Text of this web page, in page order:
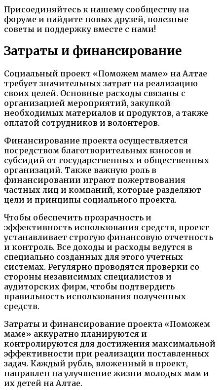
Присоединяйтесь к нашему сообществу на
форуме и найдите новых друзей, полезные
советы и поддержку вместе с нами!
Затраты и финансирование
Социальный проект «Поможем маме» на Алтае
требует значительных затрат на реализацию
своих целей. Основные расходы связаны с
организацией мероприятий, закупкой
необходимых материалов и продуктов, а также
оплатой сотрудников и волонтеров.
Финансирование проекта осуществляется
посредством благотворительных взносов и
субсидий от государственных и общественных
организаций. Также важную роль в
финансировании играют пожертвования
частных лиц и компаний, которые разделяют
цели и принципы социального проекта.
Чтобы обеспечить прозрачность и
эффективность использования средств, проект
устанавливает строгую финансовую отчетность
и контроль. Все доходы и расходы ведутся в
специально созданных для этого учетных
системах. Регулярно проводятся проверки со
стороны независимых специалистов и
аудиторских фирм, чтобы подтвердить
правильность использования полученных
средств.
Затраты и финансирование проекта «Поможем
маме» аккуратно планируются и
контролируются для достижения максимальной
эффективности при реализации поставленных
задач. Каждый рубль, вложенный в проект,
направлен на улучшение жизни молодых мам и
их детей на Алтае.